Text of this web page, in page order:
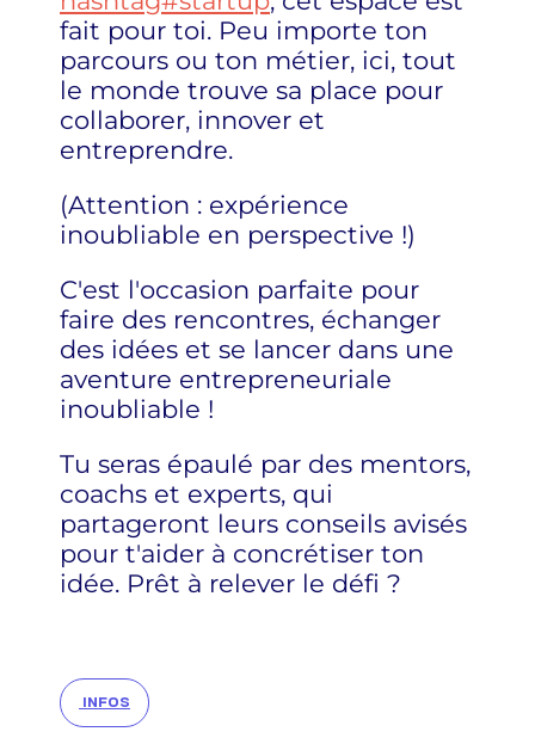
fait pour toi. Peu importe ton
parcours ou ton métier, ici, tout
le monde trouve sa place pour
collaborer, innover et
entreprendre.
(Attention : expérience
inoubliable en perspective !)
C'est l'occasion parfaite pour
faire des rencontres, échanger
des idées et se lancer dans une
aventure entrepreneuriale
inoubliable !
Tu seras épaulé par des mentors,
coachs et experts, qui
partageront leurs conseils avisés
pour t'aider à concrétiser ton
idée. Prêt à relever le défi ?
INFOS